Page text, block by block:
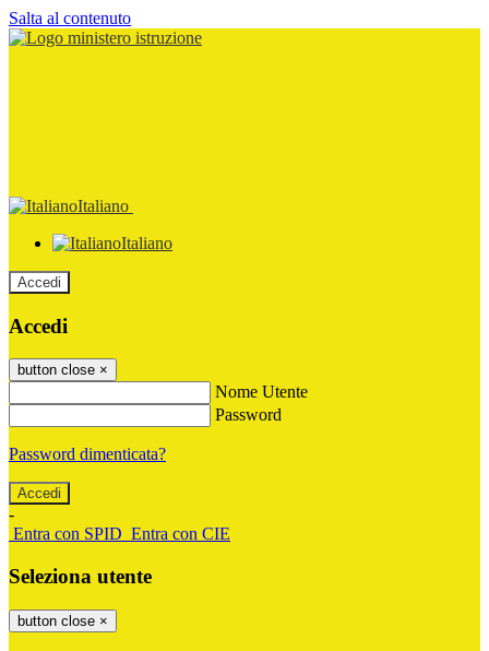
Salta al contenuto
Italiano
Italiano
Accedi
Accedi
button close ×
Nome Utente
Password
Password dimenticata?
-
Entra con SPID Entra con CIE
Seleziona utente
button close ×